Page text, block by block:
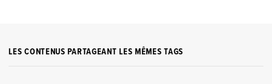
LES CONTENUS PARTAGEANT LES MÊMES TAGS